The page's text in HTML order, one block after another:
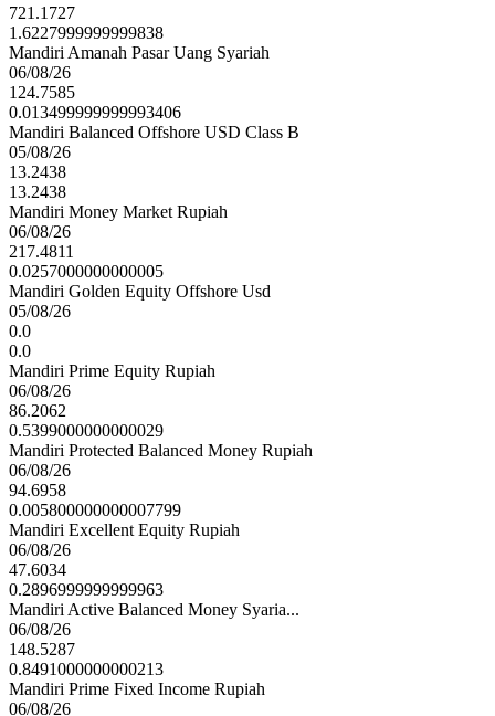
721.1727
1.6227999999999838
Mandiri Amanah Pasar Uang Syariah
06/08/26
124.7585
0.013499999999993406
Mandiri Balanced Offshore USD Class B
05/08/26
13.2438
13.2438
Mandiri Money Market Rupiah
06/08/26
217.4811
0.0257000000000005
Mandiri Golden Equity Offshore Usd
05/08/26
0.0
0.0
Mandiri Prime Equity Rupiah
06/08/26
86.2062
0.5399000000000029
Mandiri Protected Balanced Money Rupiah
06/08/26
94.6958
0.005800000000007799
Mandiri Excellent Equity Rupiah
06/08/26
47.6034
0.2896999999999963
Mandiri Active Balanced Money Syaria...
06/08/26
148.5287
0.8491000000000213
Mandiri Prime Fixed Income Rupiah
06/08/26